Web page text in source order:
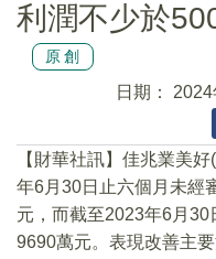
利潤不少於
原創
日期：
【財華社訊】佳兆業美好(
年6月30日止六個月未經
元，而截至2023年6月
9690萬元。表現改善主